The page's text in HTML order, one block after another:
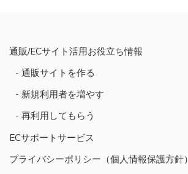
シ
ョ
通販/ECサイト活用お役立ち情報
通販サイトを作る
新規利用者を増やす
再利用してもらう
ECサポートサービス
プライバシーポリシー（個人情報保護方針）